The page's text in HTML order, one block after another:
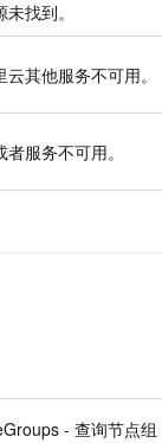
找到。
其他服务不可用。
服务不可用。
- 查询节点组